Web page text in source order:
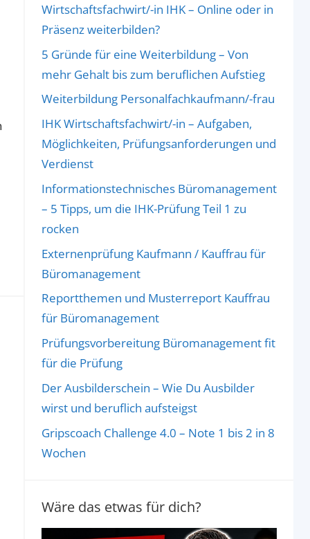
Wirtschaftsfachwirt/-in IHK – Online oder in
Präsenz weiterbilden?
5 Gründe für eine Weiterbildung – Von
mehr Gehalt bis zum beruflichen Aufstieg
Weiterbildung Personalfachkaufmann/-frau
IHK Wirtschaftsfachwirt/-in – Aufgaben,
Möglichkeiten, Prüfungsanforderungen und
Verdienst
Informationstechnisches Büromanagement
– 5 Tipps, um die IHK-Prüfung Teil 1 zu
rocken
Externenprüfung Kaufmann / Kauffrau für
Büromanagement
Reportthemen und Musterreport Kauffrau
für Büromanagement
Prüfungsvorbereitung Büromanagement fit
für die Prüfung
Der Ausbilderschein – Wie Du Ausbilder
wirst und beruflich aufsteigst
Gripscoach Challenge 4.0 – Note 1 bis 2 in 8
Wochen
Wäre das etwas für dich?